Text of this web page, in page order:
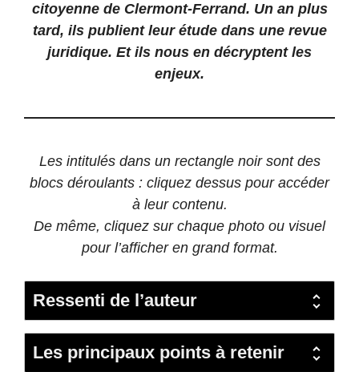
citoyenne de Clermont-Ferrand. Un an plus
tard, ils publient leur étude dans une revue
juridique. Et ils nous en décryptent les
enjeux.
Les intitulés dans un rectangle noir sont des
blocs déroulants : cliquez dessus pour accéder
à leur contenu.
De même, cliquez sur chaque photo ou visuel
pour l’afficher en grand format.
Ressenti de l’auteur
Les principaux points à retenir